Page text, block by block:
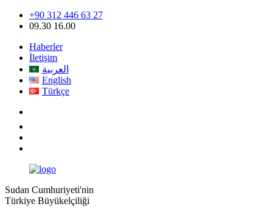
+90 312 446 63 27
09.30 16.00
Haberler
İletişim
العربية
English
Türkçe
Sudan Cumhuriyeti'nin
Türkiye Büyükelçiliği